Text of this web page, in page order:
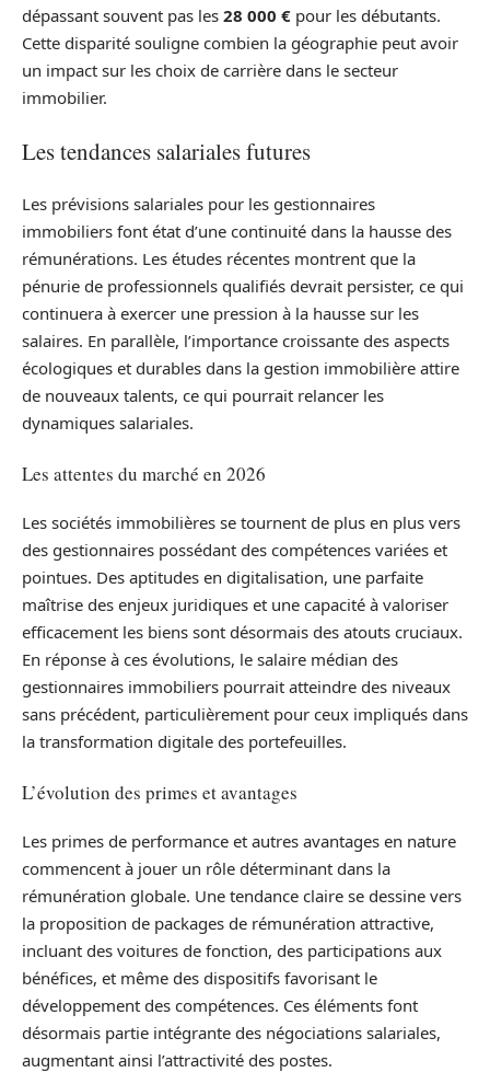
dépassant souvent pas les 28 000 € pour les débutants.
Cette disparité souligne combien la géographie peut avoir
un impact sur les choix de carrière dans le secteur
immobilier.
Les tendances salariales futures
Les prévisions salariales pour les gestionnaires
immobiliers font état d’une continuité dans la hausse des
rémunérations. Les études récentes montrent que la
pénurie de professionnels qualifiés devrait persister, ce qui
continuera à exercer une pression à la hausse sur les
salaires. En parallèle, l’importance croissante des aspects
écologiques et durables dans la gestion immobilière attire
de nouveaux talents, ce qui pourrait relancer les
dynamiques salariales.
Les attentes du marché en 2026
Les sociétés immobilières se tournent de plus en plus vers
des gestionnaires possédant des compétences variées et
pointues. Des aptitudes en digitalisation, une parfaite
maîtrise des enjeux juridiques et une capacité à valoriser
efficacement les biens sont désormais des atouts cruciaux.
En réponse à ces évolutions, le salaire médian des
gestionnaires immobiliers pourrait atteindre des niveaux
sans précédent, particulièrement pour ceux impliqués dans
la transformation digitale des portefeuilles.
L’évolution des primes et avantages
Les primes de performance et autres avantages en nature
commencent à jouer un rôle déterminant dans la
rémunération globale. Une tendance claire se dessine vers
la proposition de packages de rémunération attractive,
incluant des voitures de fonction, des participations aux
bénéfices, et même des dispositifs favorisant le
développement des compétences. Ces éléments font
désormais partie intégrante des négociations salariales,
augmentant ainsi l’attractivité des postes.